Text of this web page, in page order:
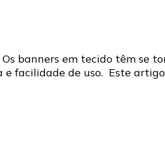
Os banners em tecido têm se
facilidade de uso. Este